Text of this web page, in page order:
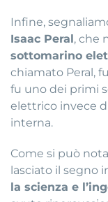
Infine,
Isaac Peral, che
sottomarino
chiamato Peral,
fu uno dei primi
elettrico invece
interna.
Come si può
lasciato il segno
la scienza e